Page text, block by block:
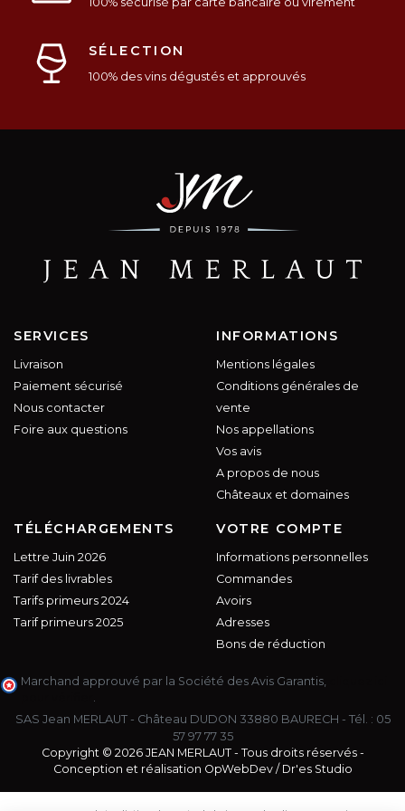
SÉLECTION
100% des vins dégustés et approuvés
SERVICES
Livraison
Paiement sécurisé
Nous contacter
Foire aux questions
INFORMATIONS
Mentions légales
Conditions générales de
vente
Nos appellations
Vos avis
A propos de nous
Châteaux et domaines
TÉLÉCHARGEMENTS
Lettre Juin 2026
Tarif des livrables
Tarifs primeurs 2024
Tarif primeurs 2025
VOTRE COMPTE
Informations personnelles
Commandes
Avoirs
Adresses
Bons de réduction
Marchand approuvé par la Société des Avis Garantis,
SAS Jean MERLAUT - Château DUDON 33880 BAURECH - Tél. : 05
57 97 77 35
Copyright © 2026 JEAN MERLAUT - Tous droits réservés -
Conception et réalisation OpWebDev/ Dr'es Studio